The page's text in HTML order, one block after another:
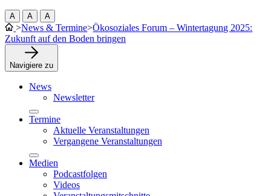
A A A
>News & Termine>Ökosoziales Forum – Wintertagung 2025:
Zukunft auf den Boden bringen
Navigiere zu
News
Newsletter
Termine
Aktuelle Veranstaltungen
Vergangene Veranstaltungen
Medien
Podcastfolgen
Videos